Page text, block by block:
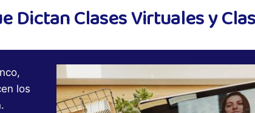
Dictan Clases Virtuales y
los